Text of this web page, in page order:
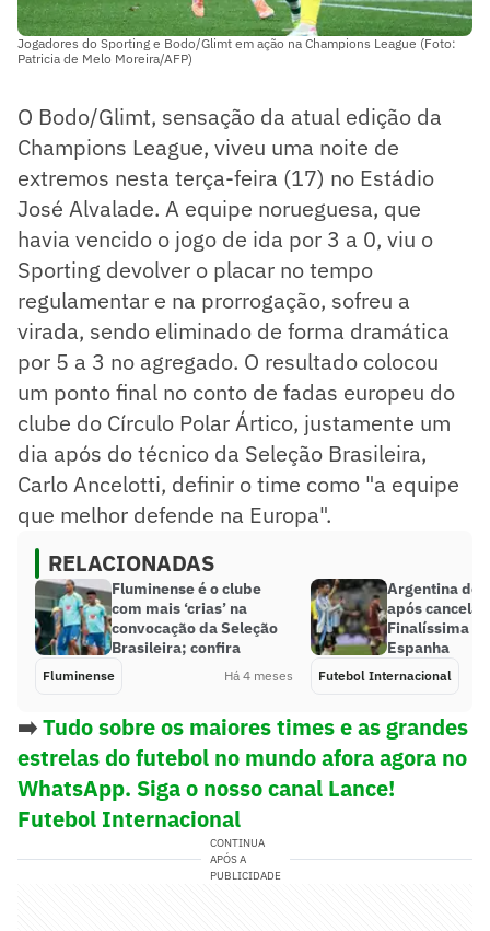
Jogadores do Sporting e Bodo/Glimt em ação na Champions League (Foto:
Patricia de Melo Moreira/AFP)
O Bodo/Glimt, sensação da atual edição da
Champions League, viveu uma noite de
extremos nesta terça-feira (17) no Estádio
José Alvalade. A equipe norueguesa, que
havia vencido o jogo de ida por 3 a 0, viu o
Sporting devolver o placar no tempo
regulamentar e na prorrogação, sofreu a
virada, sendo eliminado de forma dramática
por 5 a 3 no agregado. O resultado colocou
um ponto final no conto de fadas europeu do
clube do Círculo Polar Ártico, justamente um
dia após do técnico da Seleção Brasileira,
Carlo Ancelotti, definir o time como "a equipe
que melhor defende na Europa".
RELACIONADAS
Fluminense é o clube
com mais ‘crias’ na
convocação da Seleção
Brasileira; confira
Fluminense Há 4 meses
Argentina
após
Finalíssima
Espanha
Futebol Internacional
➡️Tudo sobre os maiores times e as grandes
estrelas do futebol no mundo afora agora no
WhatsApp. Siga o nosso canal Lance!
Futebol Internacional
CONTINUA
APÓS A
PUBLICIDADE